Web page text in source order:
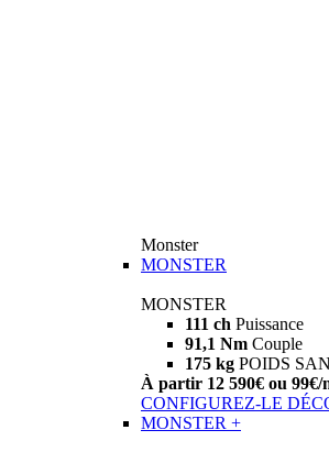
Monster
MONSTER
MONSTER
111 ch Puissance
91,1 Nm Couple
175 kg POIDS
À partir 12 590€ ou 99€/
CONFIGUREZ-LE
MONSTER +